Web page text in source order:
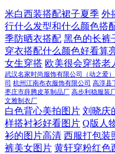
米白西装搭配裙子夏季 外
行什么发型和什么颜色搭
季防晒衣搭配 黑色的长裤
穿衣搭配什么颜色好看算
女生穿搭 欧美很会穿搭老
武汉名家时尚服饰有限公司（动之爱）
司 杭州江南布衣服饰有限公司 高淳县
枣庄市薛腾皮革制品厂 高步利稳服装
文雅制衣厂
白色背心美拍图片 刘晓庆
样搭衬衫好看图片 Q版人
衫的图片高清 西服打包装
裤美女图片 黄轩穿粉红色